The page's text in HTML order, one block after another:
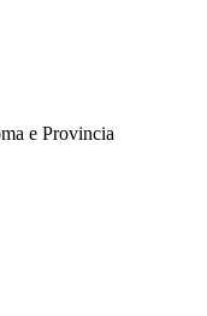
e Provincia